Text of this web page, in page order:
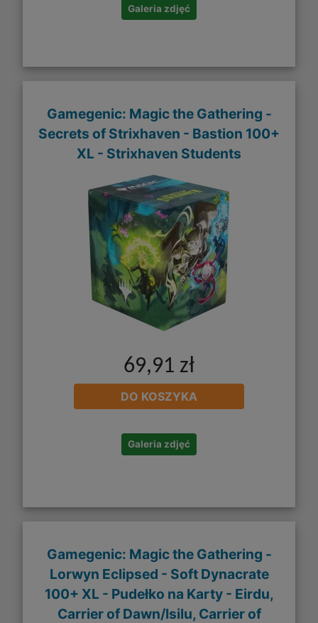
Galeria zdjęć
Gamegenic: Magic the Gathering -
Secrets of Strixhaven - Bastion 100+
XL - Strixhaven Students
69,91 zł
DO KOSZYKA
Galeria zdjęć
Gamegenic: Magic the Gathering -
Lorwyn Eclipsed - Soft Dynacrate
100+ XL - Pudełko na Karty - Eirdu,
Carrier of Dawn/Isilu, Carrier of